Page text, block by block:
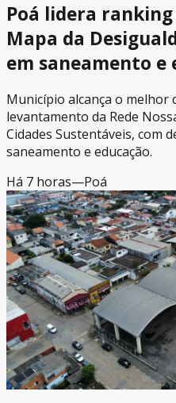
Poá lidera
Mapa da
em saneamento e
Município alcança o melhor
levantamento da Rede
Cidades Sustentáveis, com
saneamento e educação.
Há 7 horas—Poá